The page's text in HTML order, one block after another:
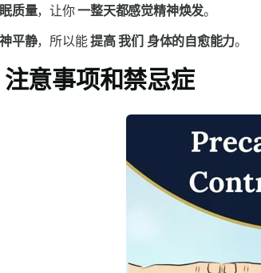
质量，让你一整天都感觉精神焕发。
平静，所以能提高我们 身体的自愈能力。
意事项和禁忌症